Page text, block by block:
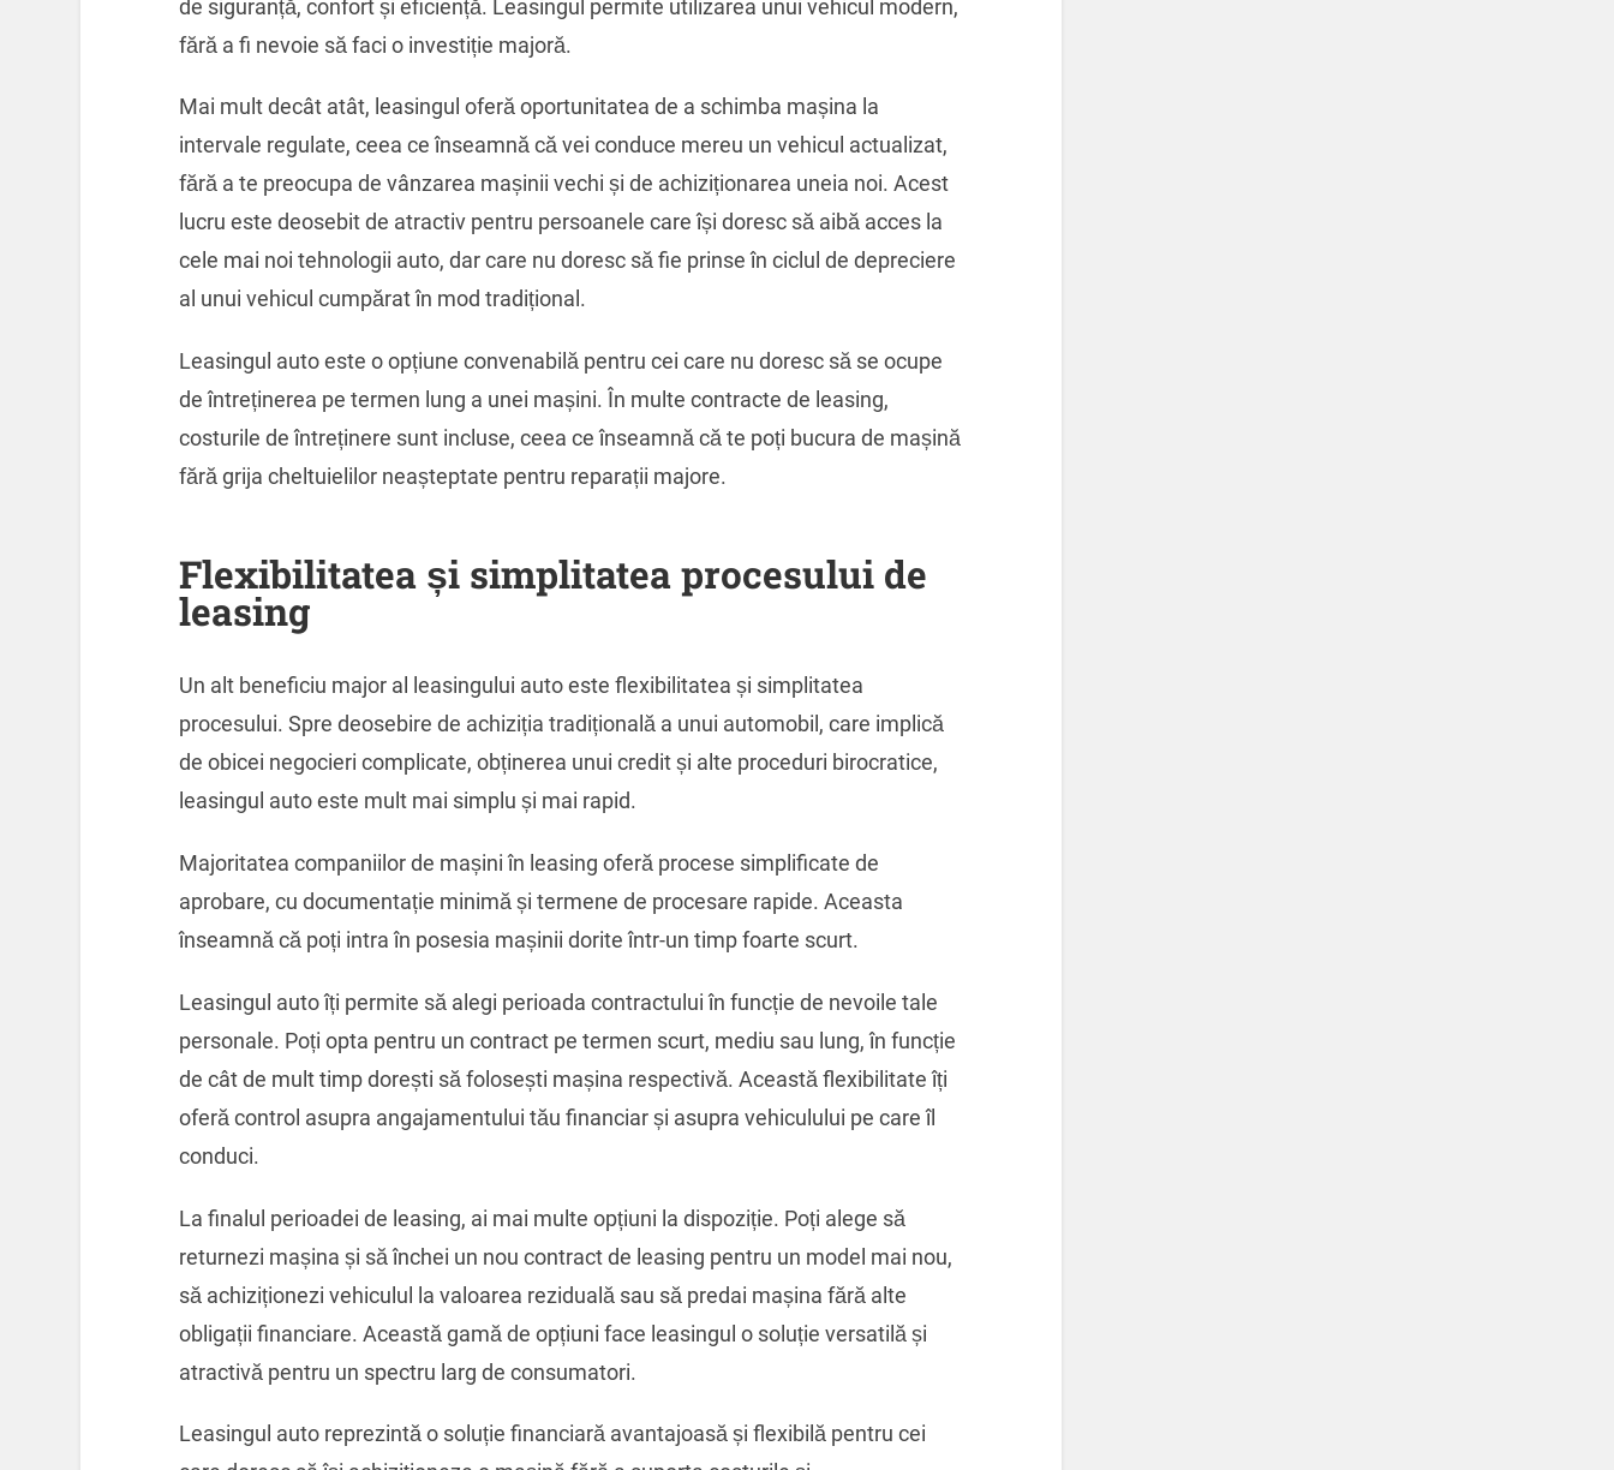
de siguranță, confort și eficiență. Leasingul permite utilizarea unui vehicul modern,
fără a fi nevoie să faci o investiție majoră.
Mai mult decât atât, leasingul oferă oportunitatea de a schimba mașina la
intervale regulate, ceea ce înseamnă că vei conduce mereu un vehicul actualizat,
fără a te preocupa de vânzarea mașinii vechi și de achiziționarea uneia noi. Acest
lucru este deosebit de atractiv pentru persoanele care își doresc să aibă acces la
cele mai noi tehnologii auto, dar care nu doresc să fie prinse în ciclul de depreciere
al unui vehicul cumpărat în mod tradițional.
Leasingul auto este o opțiune convenabilă pentru cei care nu doresc să se ocupe
de întreținerea pe termen lung a unei mașini. În multe contracte de leasing,
costurile de întreținere sunt incluse, ceea ce înseamnă că te poți bucura de mașină
fără grija cheltuielilor neașteptate pentru reparații majore.
Flexibilitatea și simplitatea procesului de
leasing
Un alt beneficiu major al leasingului auto este flexibilitatea și simplitatea
procesului. Spre deosebire de achiziția tradițională a unui automobil, care implică
de obicei negocieri complicate, obținerea unui credit și alte proceduri birocratice,
leasingul auto este mult mai simplu și mai rapid.
Majoritatea companiilor de mașini în leasing oferă procese simplificate de
aprobare, cu documentație minimă și termene de procesare rapide. Aceasta
înseamnă că poți intra în posesia mașinii dorite într-un timp foarte scurt.
Leasingul auto îți permite să alegi perioada contractului în funcție de nevoile tale
personale. Poți opta pentru un contract pe termen scurt, mediu sau lung, în funcție
de cât de mult timp dorești să folosești mașina respectivă. Această flexibilitate îți
oferă control asupra angajamentului tău financiar și asupra vehiculului pe care îl
conduci.
La finalul perioadei de leasing, ai mai multe opțiuni la dispoziție. Poți alege să
returnezi mașina și să închei un nou contract de leasing pentru un model mai nou,
să achiziționezi vehiculul la valoarea reziduală sau să predai mașina fără alte
obligații financiare. Această gamă de opțiuni face leasingul o soluție versatilă și
atractivă pentru un spectru larg de consumatori.
Leasingul auto reprezintă o soluție financiară avantajoasă și flexibilă pentru cei